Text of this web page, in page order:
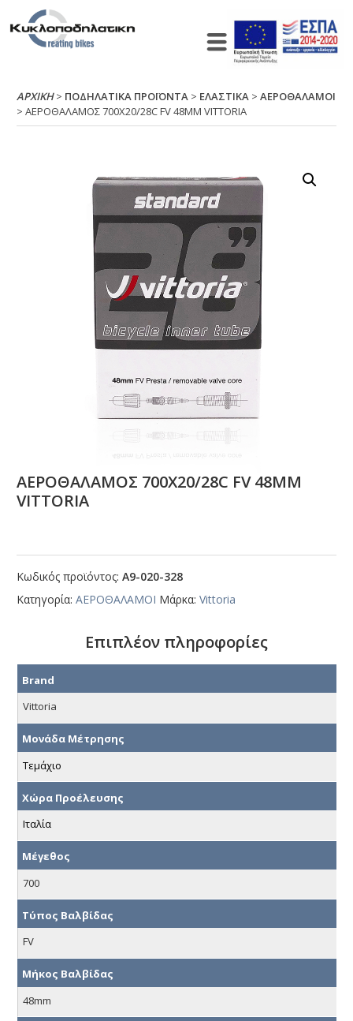
ΑΡΧΙΚΉ> ΠΟΔΗΛΑΤΙΚΑ ΠΡΟΪΟΝΤΑ > ΕΛΑΣΤΙΚΑ >ΑΕΡΟΘΑΛΑΜΟΙ
> ΑΕΡΟΘΑΛΑΜΟΣ 700Χ20/28C FV 48ΜΜ VΙΤΤΟRΙΑ
ΑΕΡΟΘΑΛΑΜΟΣ 700Χ20/28C FV 48ΜΜ
VΙΤΤΟRΙΑ
Κωδικός προϊόντος:Α9-020-328
Κατηγορία:ΑΕΡΟΘΑΛΑΜΟΙ Μάρκα:Vittoria
Επιπλέον πληροφορίες
Brand
Vittoria
Μονάδα Μέτρησης
Τεμάχιο
Χώρα Προέλευσης
Ιταλία
Μέγεθος
700
Τύπος Βαλβίδας
FV
Μήκος Βαλβίδας
48mm